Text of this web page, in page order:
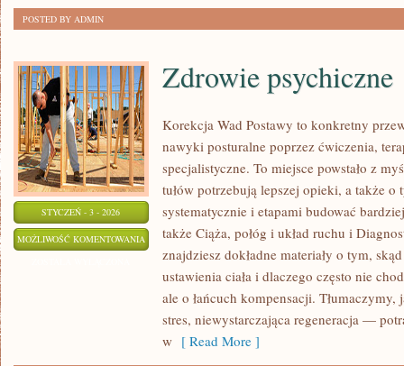
POSTED BY ADMIN
STYCZEŃ - 3 - 2026
MOŻLIWOŚĆ KOMENTOWANIA ZDROWIE
PSYCHICZNE
Zdrowie psychiczne
Korekcja Wad Postawy to konkretny
nawyki posturalne poprzez ćwiczenia,
specjalistyczne. To miejsce powstało z
tułów potrzebują lepszej opieki, a także o
systematycznie i etapami budować
także Ciąża, połóg i układ ruchu i
znajdziesz dokładne materiały o tym,
ustawienia ciała i dlaczego często nie
ale o łańcuch kompensacji.
stres, niewystarczająca regeneracja —
w [ Read More ]